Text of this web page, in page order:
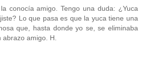
conocía amigo. Tengo una duda: ¿Yuca
Lo que pasa es que la yuca tiene una
que, hasta donde yo se, se eliminaba
amigo. H.